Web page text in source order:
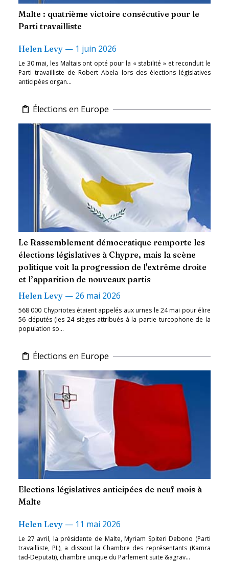
Malte : quatrième victoire consécutive pour le
Parti travailliste
Helen Levy — 1 juin 2026
Le 30 mai, les Maltais ont opté pour la « stabilité » et reconduit le
Parti travailliste de Robert Abela lors des élections législatives
anticipées organ...
Élections en Europe
Le Rassemblement démocratique remporte les
élections législatives à Chypre, mais la scène
politique voit la progression de l'extrême droite
et l’apparition de nouveaux partis
Helen Levy — 26 mai 2026
568 000 Chypriotes étaient appelés aux urnes le 24 mai pour élire
56 députés (les 24 sièges attribués à la partie turcophone de la
population so...
Élections en Europe
Elections législatives anticipées de neuf mois à
Malte
Helen Levy — 11 mai 2026
Le 27 avril, la présidente de Malte, Myriam Spiteri Debono (Parti
travailliste, PL), a dissout la Chambre des représentants (Kamra
tad-Deputati), chambre unique du Parlement suite &agrav...